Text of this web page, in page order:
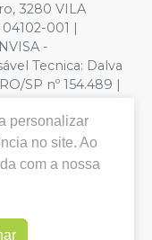
3280 VILA
001 |
-
Tecnica: Dalva
SP nº 154.489 |
loja virtual estão
de preços
de Compra. Não
reservamos o
personalizar
no site. Ao
com a nossa